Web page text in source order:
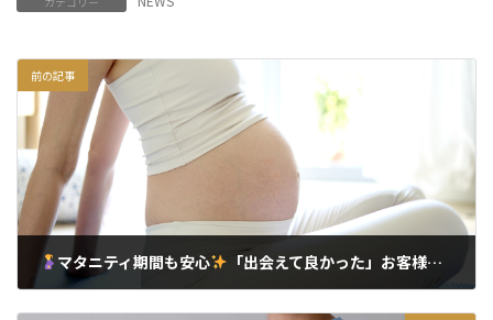
前の記事
マタニティ期間も安心 「出会えて良かった」お客様の声：東京台東区マタニティヨガ